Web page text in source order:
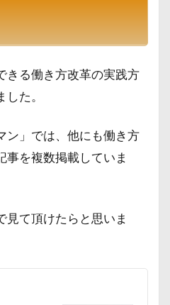
きる働き方改革の実践方
た。
ン」では、他にも働き方
事を複数掲載していま
見て頂けたらと思いま